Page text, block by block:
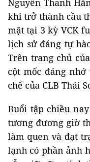
Nguyễn Thanh
khi trở thành cầu
mặt tại 3 kỳ VCK
lịch sử đáng tự
Trên trang chủ
cột mốc đáng
chế của CLB Thái
Buổi tập chiều
tương đương giờ
làm quen và đạt
lạnh có phần ảnh